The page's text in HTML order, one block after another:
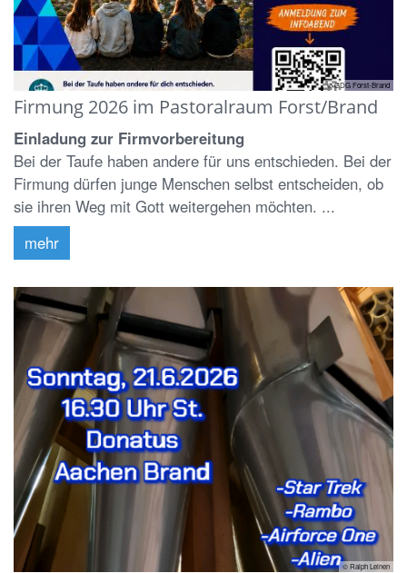
© GDG Forst-Brand
Firmung 2026 im Pastoralraum Forst/Brand
Einladung zur Firmvorbereitung
Bei der Taufe haben andere für uns entschieden. Bei der
Firmung dürfen junge Menschen selbst entscheiden, ob
sie ihren Weg mit Gott weitergehen möchten. ...
mehr
© Ralph Leinen